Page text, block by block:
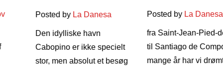
Posted byLa Danesa
Den idylliske havn
Cabopino er ikke specielt
stor, men absolut et besøg
Posted byLa Danesa
fra Saint-Jean-Pied-de-Port
til Santiago de Compostela I
mange år har vi drømt om at